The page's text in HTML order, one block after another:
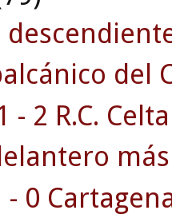
del
2 R.C. Celta
- 0